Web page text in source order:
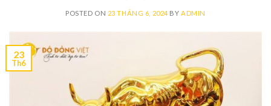
POSTED ON 23 THÁNG 6, 2024BY ADMIN
23
Th6